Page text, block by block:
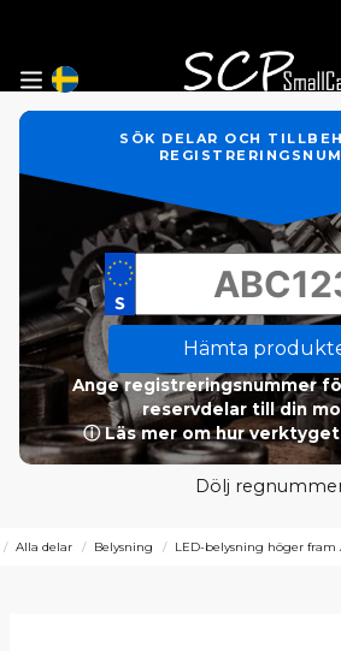
SÖK DELAR OCH
Hämta
Ange registreringsnummer
reservdelar till din
ⓘ Läs mer om hur
Dölj
Alla delar Belysning LED-belysning höger fram